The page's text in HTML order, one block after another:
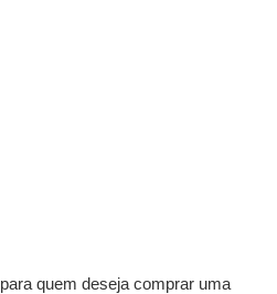
quem deseja comprar uma